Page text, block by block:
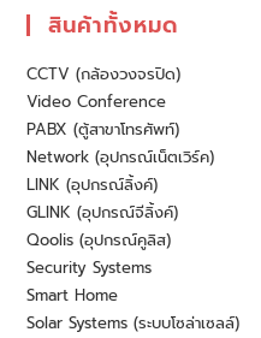
สินค้าทั้งหมด
CCTV (กล้องวงจรปิด)
Video Conference
PABX (ตู้สาขาโทรศัพท์)
Network (อุปกรณ์เน็ตเวิร์ค)
LINK (อุปกรณ์ลิ้งค์)
GLINK (อุปกรณ์จีลิ้งค์)
Qoolis (อุปกรณ์คูลิส)
Security Systems
Smart Home
Solar Systems (ระบบโซล่าเซลล์)